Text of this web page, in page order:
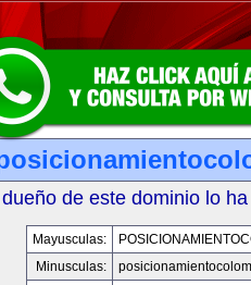
de este dominio lo
Mayusculas:
Minusculas: